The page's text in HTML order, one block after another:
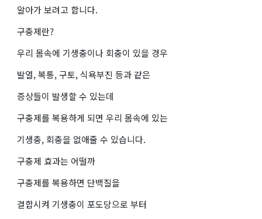
알아가 보려고 합니다.
구충제란?
우리 몸속에 기생충이나 회충이 있을 경우
발열, 복통, 구토, 식욕부진 등과 같은
증상들이 발생할 수 있는데
구충제를 복용하게 되면 우리 몸속에 있는
기생충, 회충을 없애줄 수 있습니다.
구충제 효과는 어떨까
구충제를 복용하면 단백질을
결합시켜 기생충이 포도당으로 부터